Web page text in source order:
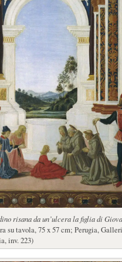
risana da un’ulcera la figlia di
su tavola, 75 x 57 cm; Perugia,
inv. 223)